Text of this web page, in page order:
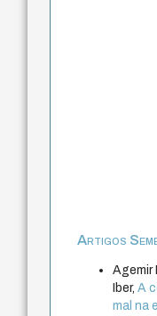
Artigos
Agemir
Iber,A
mal na